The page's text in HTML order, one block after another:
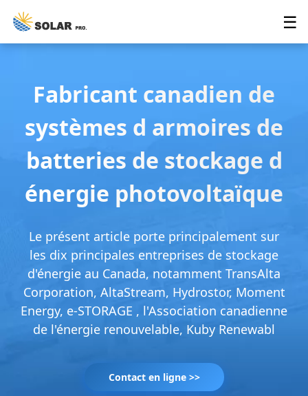
☰
Fabricant canadien de
systèmes d armoires de
batteries de stockage d
énergie photovoltaïque
Le présent article porte principalement sur
les dix principales entreprises de stockage
d'énergie au Canada, notamment TransAlta
Corporation, AltaStream, Hydrostor, Moment
Energy, e-STORAGE , l'Association canadienne
de l'énergie renouvelable, Kuby Renewabl
Contact en ligne >>